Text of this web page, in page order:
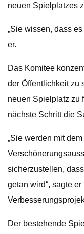
neuen Spielplatzes
„Sie wissen, dass
er.
Das Komitee
der Öffentlichkeit zu
neuen Spielplatz zu
nächste Schritt die
„Sie werden mit
sicherzustellen,
getan wird“, sagte
Der bestehende